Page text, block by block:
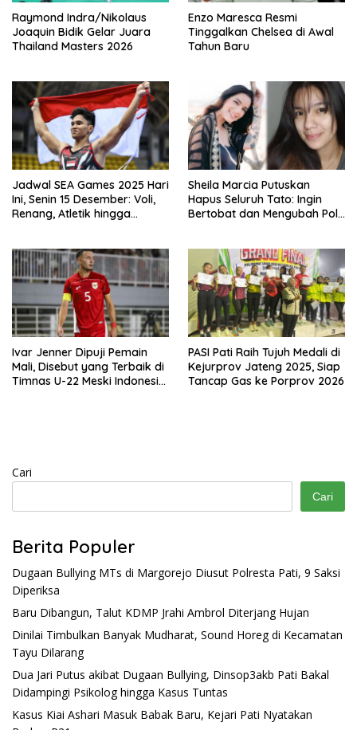
Raymond Indra/Nikolaus
Joaquin Bidik Gelar Juara
Thailand Masters 2026
Enzo Maresca Resmi
Tinggalkan Chelsea di Awal
Tahun Baru
Jadwal SEA Games 2025 Hari
Ini, Senin 15 Desember: Voli,
Renang, Atletik hingga
Sheila Marcia Putuskan
Hapus Seluruh Tato: Ingin
Bertobat dan Mengubah Pola
Ivar Jenner Dipuji Pemain
Mali, Disebut yang Terbaik di
Timnas U-22 Meski Indonesia
PASI Pati Raih Tujuh Medali di
Kejurprov Jateng 2025, Siap
Tancap Gas ke Porprov 2026
Cari
Cari
Berita Populer
Dugaan Bullying MTs di Margorejo Diusut Polresta Pati, 9 Saksi
Diperiksa
Baru Dibangun, Talut KDMP Jrahi Ambrol Diterjang Hujan
Dinilai Timbulkan Banyak Mudharat, Sound Horeg di Kecamatan
Tayu Dilarang
Dua Jari Putus akibat Dugaan Bullying, Dinsop3akb Pati Bakal
Didampingi Psikolog hingga Kasus Tuntas
Kasus Kiai Ashari Masuk Babak Baru, Kejari Pati Nyatakan